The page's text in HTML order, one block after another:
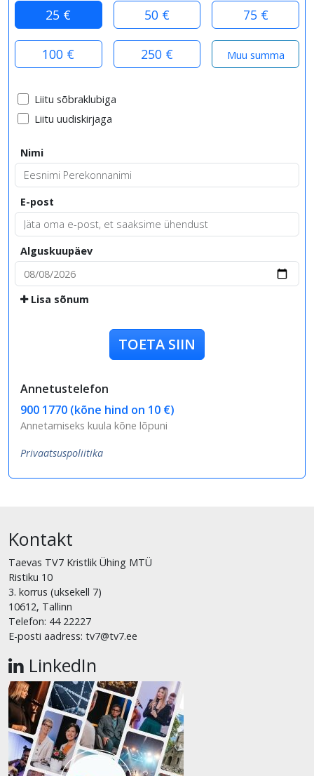
25 € 50 € 75 €
100 € 250 €
Liitu sõbraklubiga
Liitu uudiskirjaga
Nimi
E-post
Alguskuupäev
Lisa sõnum
TOETA SIIN
Annetustelefon
900 1770 (kõne hind on 10 €)
Annetamiseks kuula kõne lõpuni
Privaatsuspoliitika
Kontakt
Taevas TV7 Kristlik Ühing MTÜ
Ristiku 10
3. korrus (uksekell 7)
10612, Tallinn
Telefon: 44 22227
E-posti aadress: tv7@tv7.ee
LinkedIn